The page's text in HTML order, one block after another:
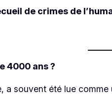
de crimes de
4000 ans ?
souvent été lue